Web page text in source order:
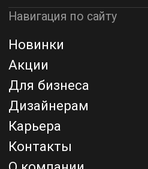
Политика конфиденциальности